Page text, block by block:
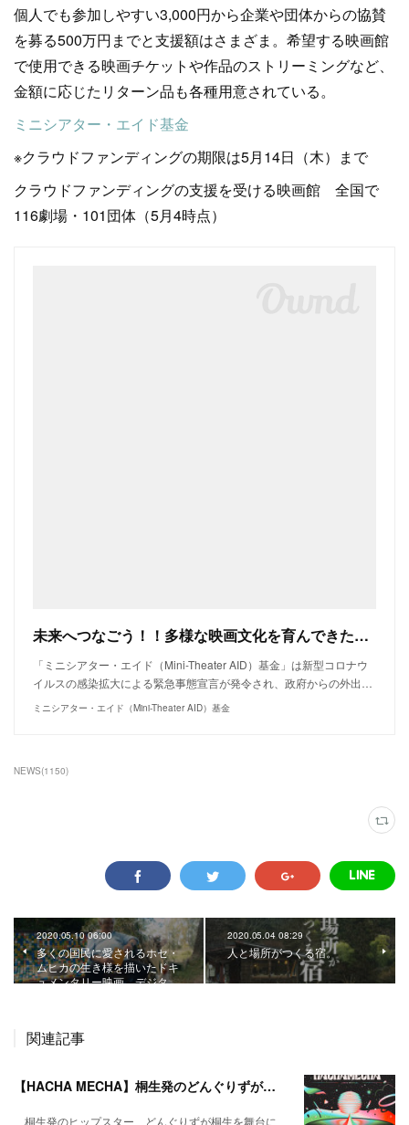
個人でも参加しやすい3,000円から企業や団体からの協賛
を募る500万円までと支援額はさまざま。希望する映画館
で使用できる映画チケットや作品のストリーミングなど、
金額に応じたリターン品も各種用意されている。
ミニシアター・エイド基金
※クラウドファンディングの期限は5月14日（木）まで
クラウドファンディングの支援を受ける映画館 全国で
116劇場・101団体（5月4時点）
未来へつなごう！！多様な映画文化を育んできた全国のミニシアターをクラウドファンディングで応援
「ミニシアター・エイド（Mini-Theater AID）基金」は新型コロナウ
イルスの感染拡大による緊急事態宣言が発令され、政府からの外出…
ミニシアター・エイド（Mini-Theater AID）基金
NEWS(1150)
2020.05.10 06:00
多くの国民に愛されるホセ・
ムヒカの生き様を描いたドキ
ュメンタリー映画、デジタ…
2020.05.04 08:29
人と場所がつくる宿。
関連記事
【HACHA MECHA】桐生発のどんぐりずが桐生をハチャメチャに彩る。
桐生発のヒップスター、どんぐりずが桐生を舞台に